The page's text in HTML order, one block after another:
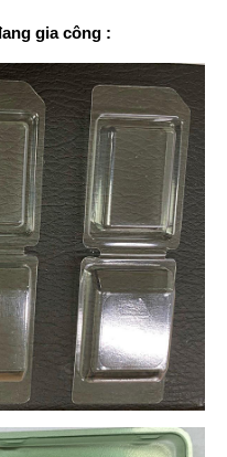
gia công :